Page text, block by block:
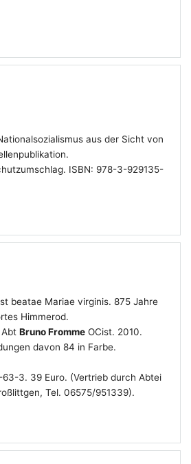
aus der Sicht von
ISBN: 978-3-929135-
beatae Mariae virginis. 875 Jahre
Himmerod.
Bruno Fromme OCist. 2010.
davon 84 in Farbe.
3. 39 Euro. (Vertrieb durch Abtei
Tel. 06575/951339).